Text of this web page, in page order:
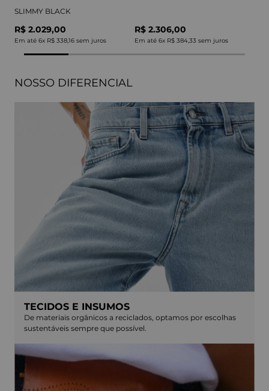
SLIMMY BLACK
R$ 2.029,00
Em até 6x R$ 338,16 sem juros
R$ 2.306,00
Em até 6x R$ 384,33 sem juros
NOSSO DIFERENCIAL
TECIDOS E INSUMOS
De materiais orgânicos a reciclados, optamos por escolhas
sustentáveis sempre que possível.